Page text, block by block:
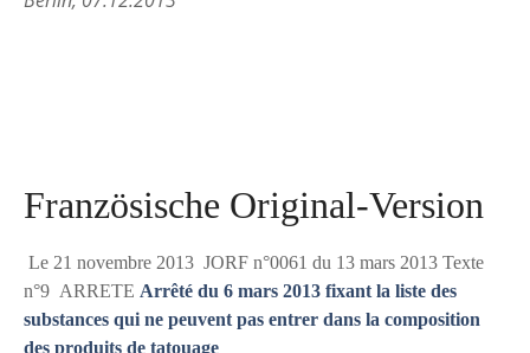
Französische Original-Version
Le 21 novembre 2013 JORF n°0061 du 13 mars 2013 Texte
n°9 ARRETE Arrêté du 6 mars 2013 fixant la liste des
substances qui ne peuvent pas entrer dans la composition
des produits de tatouage